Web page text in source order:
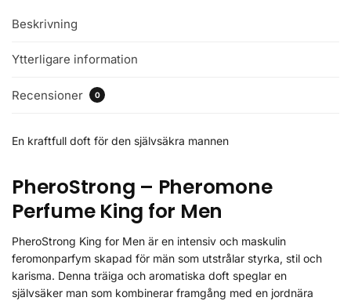
Beskrivning
Ytterligare information
Recensioner 0
En kraftfull doft för den självsäkra mannen
PheroStrong – Pheromone
Perfume King for Men
PheroStrong King for Men är en intensiv och maskulin
feromonparfym skapad för män som utstrålar styrka, stil och
karisma. Denna träiga och aromatiska doft speglar en
självsäker man som kombinerar framgång med en jordnära